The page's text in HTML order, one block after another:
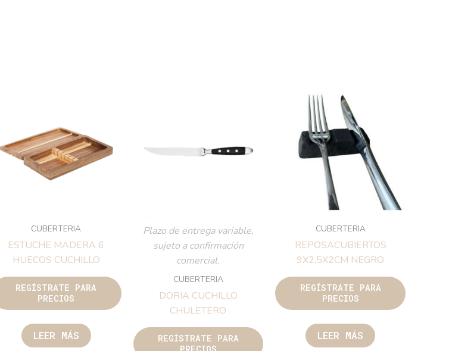
CUBERTERIA
ESTUCHE MADERA 6
HUECOS CUCHILLO
REGÍSTRATE PARA
PRECIOS
LEER MÁS
Plazo de entrega variable,
sujeto a confirmación
comercial.
CUBERTERIA
DORIA CUCHILLO
CHULETERO
REGÍSTRATE PARA
CUBERTERIA
REPOSACUBIERTOS
9X2,5X2CM NEGRO
REGÍSTRATE PARA
PRECIOS
LEER MÁS